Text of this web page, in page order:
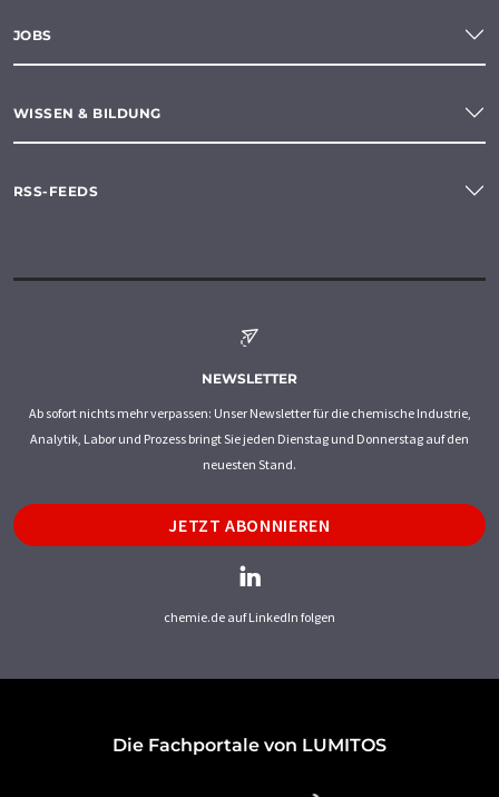
JOBS
WISSEN & BILDUNG
RSS-FEEDS
NEWSLETTER
Ab sofort nichts mehr verpassen: Unser Newsletter für die chemische Industrie,
Analytik, Labor und Prozess bringt Sie jeden Dienstag und Donnerstag auf den
neuesten Stand.
JETZT ABONNIEREN
chemie.de auf LinkedIn folgen
Die Fachportale von LUMITOS